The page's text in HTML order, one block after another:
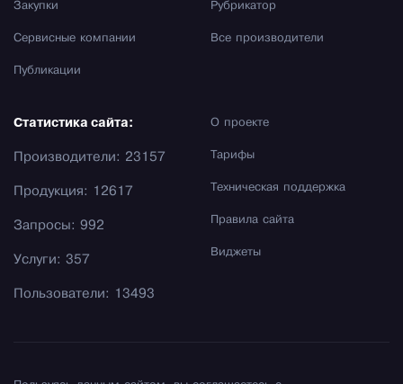
Закупки
Сервисные компании
Публикации
Рубрикатор
Все производители
О проекте
Тарифы
Техническая поддержка
Правила сайта
Виджеты
Статистика сайта:
Производители: 23157
Продукция: 12617
Запросы: 992
Услуги: 357
Пользователи: 13493